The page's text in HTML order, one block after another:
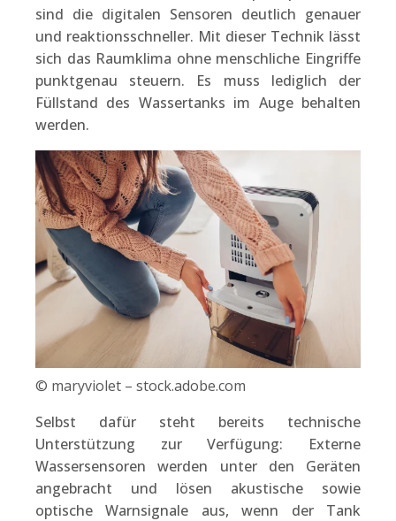
sind die digitalen Sensoren deutlich genauer
und reaktionsschneller. Mit dieser Technik lässt
sich das Raumklima ohne menschliche Eingriffe
punktgenau steuern. Es muss lediglich der
Füllstand des Wassertanks im Auge behalten
werden.
© maryviolet – stock.adobe.com
Selbst dafür steht bereits technische
Unterstützung zur Verfügung: Externe
Wassersensoren werden unter den Geräten
angebracht und lösen akustische sowie
optische Warnsignale aus, wenn der Tank